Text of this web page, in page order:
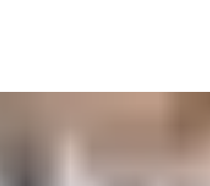
prieinamumo gaires,